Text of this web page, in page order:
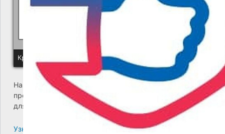
Политика КГУП "Камчатский водоканал" в отношении
Краевое государственное унитарное предприятие
На сайте возникла критическая ошибка. Пожалуйста,
проверьте входящие сообщения почты администратора
для дальнейших инструкций.
Узнайте больше про решение проблем с WordPress.